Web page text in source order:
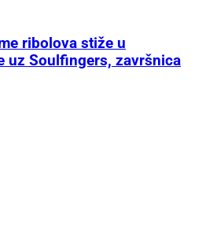
ribolova stiže u
uz Soulfingers, završnica